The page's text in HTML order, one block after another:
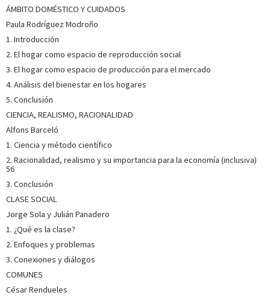
SOBRE SHERMAN FARHAD (ESCRITOR)
Es docente e investigadora en el Departamento de
Economía Aplicada de la Universidad de León. Miembro del
Grupo de Investigación de Economía Aplicada de la
Universidad de León y del Grupo de Investigación Social y
Acción Participativa de la Universidad Pablo de Olavide de
Es licenciada en Ciencias Económicas y Empresariales
Estadístic...Ver más sobre el autor
SOBRE EDUARDO FERNÁNDEZ HUERGA (ESCRITOR)
Universidad de León. Sus líneas de investigación se han
ÁMBITO DOMÉSTICO Y CUIDADOS
Paula Rodríguez Modroño
1. Introducción
2. El hogar como espacio de reproducción social
3. El hogar como espacio de producción para el mercado
4. Análisis del bienestar en los hogares
5. Conclusión
CIENCIA, REALISMO, RACIONALIDAD
Alfons Barceló
1. Ciencia y método científico
2. Racionalidad, realismo y su importancia para la economía (inclusiva)
56
3. Conclusión
CLASE SOCIAL
Jorge Sola y Julián Panadero
1. ¿Qué es la clase?
2. Enfoques y problemas
3. Conexiones y diálogos
COMUNES
César Rendueles